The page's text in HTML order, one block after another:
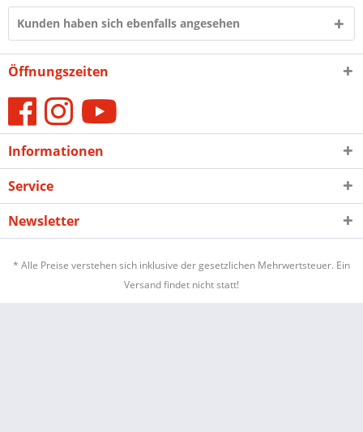
Kunden haben sich ebenfalls angesehen
Öffnungszeiten
Informationen
Service
Newsletter
* Alle Preise verstehen sich inklusive der gesetzlichen Mehrwertsteuer. Ein
Versand findet nicht statt!